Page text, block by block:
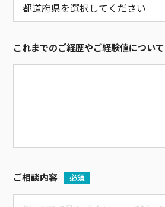
これまでのご経歴やご経験値について
ご相談内容 必須